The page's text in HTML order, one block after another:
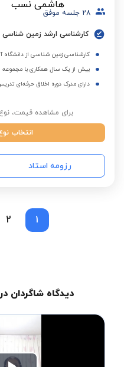
28 جلسه موفق
کارشناسی زمین شناسی از دانشگاه
بیش از یک سال همکاری با مجموعه
دارای مدرک دوره اخلاق حرفه‌ای
برای مشاهده قیمت،
انتخاب
رزومه استاد
1
2
دیدگاه شاگردان